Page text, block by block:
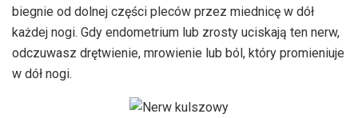
biegnie od dolnej części pleców przez miednicę w dół
każdej nogi. Gdy endometrium lub zrosty uciskają ten nerw,
odczuwasz drętwienie, mrowienie lub ból, który promieniuje
w dół nogi.